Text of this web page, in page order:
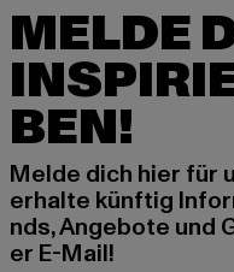
MELDE
BEN!
Melde dich hier für
erhalte künftig
nds, Angebote und
er E-Mail!